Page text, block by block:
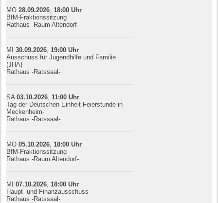
MO28.09.2026 18:00 Uhr
BfM-Fraktionssitzung
Rathaus -Raum Altendorf-
MI30.09.2026 19:00 Uhr
Ausschuss für Jugendhilfe und Familie
(JHA)
Rathaus -Ratssaal-
SA03.10.2026 11:00 Uhr
Tag der Deutschen Einheit Feierstunde in
Meckenheim-
Rathaus -Ratssaal-
MO05.10.2026 18:00 Uhr
BfM-Fraktionssitzung
Rathaus -Raum Altendorf-
MI07.10.2026 18:00 Uhr
Haupt- und Finanzausschuss
Rathaus -Ratssaal-